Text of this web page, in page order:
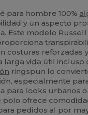
para hombre 100%
y un aspecto
Este modelo
costuras reforzadas
larga vida útil
ringspun lo
especialmente
para looks urbanos
polo ofrece
pedidos al por